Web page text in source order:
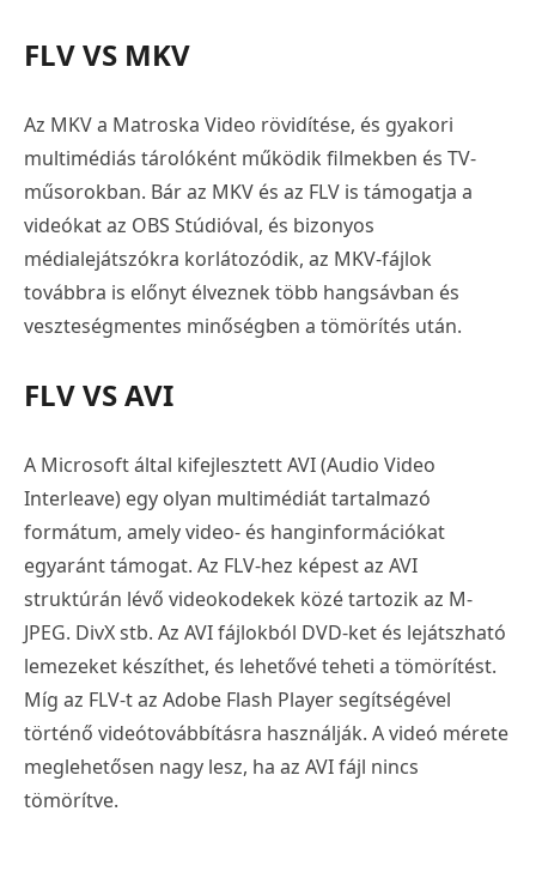
FLV VS MKV
Az MKV a Matroska Video rövidítése, és gyakori
multimédiás tárolóként működik filmekben és TV-
műsorokban. Bár az MKV és az FLV is támogatja a
videókat az OBS Stúdióval, és bizonyos
médialejátszókra korlátozódik, az MKV-fájlok
továbbra is előnyt élveznek több hangsávban és
veszteségmentes minőségben a tömörítés után.
FLV VS AVI
A Microsoft által kifejlesztett AVI (Audio Video
Interleave) egy olyan multimédiát tartalmazó
formátum, amely video- és hanginformációkat
egyaránt támogat. Az FLV-hez képest az AVI
struktúrán lévő videokodekek közé tartozik az M-
JPEG. DivX stb. Az AVI fájlokból DVD-ket és lejátszható
lemezeket készíthet, és lehetővé teheti a tömörítést.
Míg az FLV-t az Adobe Flash Player segítségével
történő videótovábbításra használják. A videó mérete
meglehetősen nagy lesz, ha az AVI fájl nincs
tömörítve.